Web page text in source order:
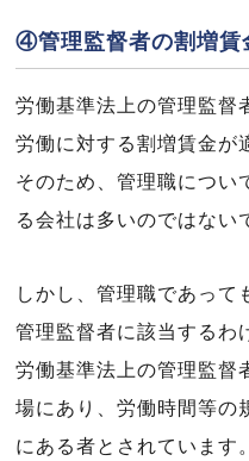
④管理監督者の割増賃
労働基準法上の管理監督
労働に対する割増賃金が
そのため、管理職につい
る会社は多いのではない
しかし、管理職であって
管理監督者に該当するわ
労働基準法上の管理監督
場にあり、労働時間等の
にある者とされています。